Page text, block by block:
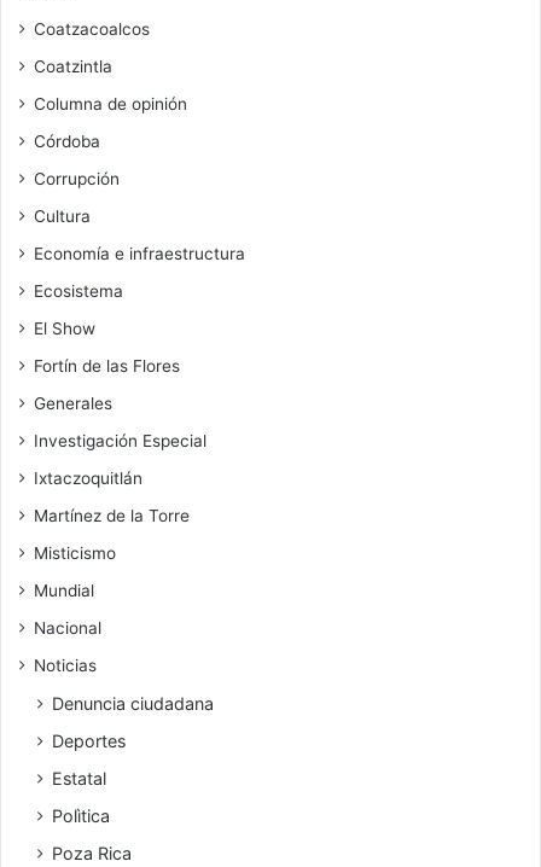
Coatzacoalcos
Coatzintla
Columna de opinión
Córdoba
Corrupción
Cultura
Economía e infraestructura
Ecosistema
El Show
Fortín de las Flores
Generales
Investigación Especial
Ixtaczoquitlán
Martínez de la Torre
Misticismo
Mundial
Nacional
Noticias
Denuncia ciudadana
Deportes
Estatal
Polìtica
Poza Rica